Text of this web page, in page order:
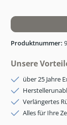
Produktnummer:
Unsere
über 25 Jahre
Verlängertes
Alles für Ihre